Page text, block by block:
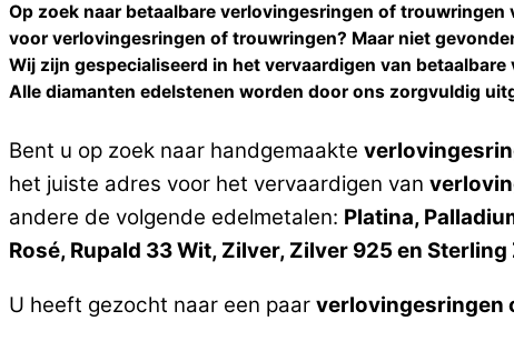
Op zoek naar betaalbare verlovingesringen of
voor verlovingesringen of trouwringen? Maar niet
Wij zijn gespecialiseerd in het vervaardigen van betaalbare
Alle diamanten edelstenen worden door ons zorgvuldig
Bent u op zoek naar handgemaakte
het juiste adres voor het vervaardigen van
andere de volgende edelmetalen: Platina,
Rosé, Rupald 33 Wit, Zilver, Zilver 925 en
U heeft gezocht naar een paar verlovingesringen